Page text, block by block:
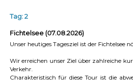
Tag: 2
Fichtelsee (07.08.2026)
Unser heutiges Tagesziel ist der Fichtelsee
Wir erreichen unser Ziel über zahlreiche
Verkehr.
Charakteristisch für diese Tour ist die